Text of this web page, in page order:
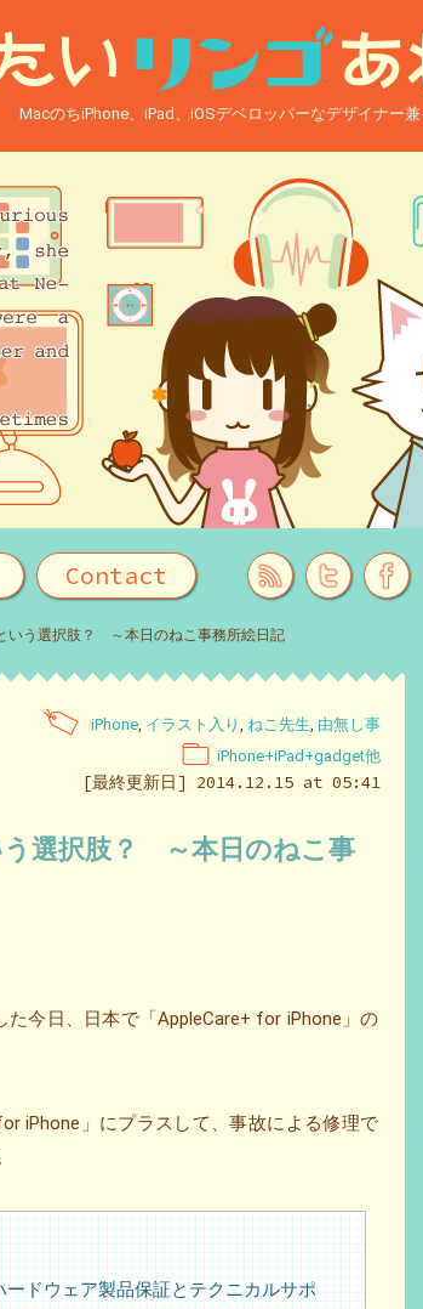
MacのちiPhone、iPad、iOSデベロッパーなデザイナー
Contact
いう選択肢？ ～本日のねこ事務所絵日記
iPhone+iPad+gadget他
iPhone, イラスト入り , ねこ先生, 由無し事
[最終更新日] 2014.12.15 at 05:41
う選択肢？ ～本日のねこ事
今日、日本で「AppleCare+ for iPhone」の
iPhone」にプラスして、事故による修理で
ドウェア製品保証とテクニカルサポ